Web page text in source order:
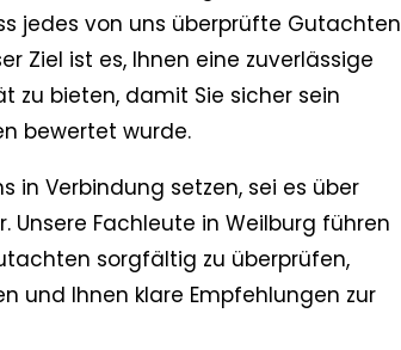
jedes von uns überprüfte Gutachten
Ziel ist es, Ihnen eine zuverlässige
zu bieten, damit Sie sicher sein
bewertet wurde.
in Verbindung setzen, sei es über
Unsere Fachleute in Weilburg führen
sorgfältig zu überprüfen,
und Ihnen klare Empfehlungen zur